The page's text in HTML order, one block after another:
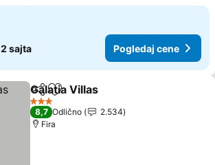
2 sajta Pogledaj cene
Deli Dodati u favorite
Galatia Villas
3 Zvezdice
8,7 Odlično
2.534
Fira